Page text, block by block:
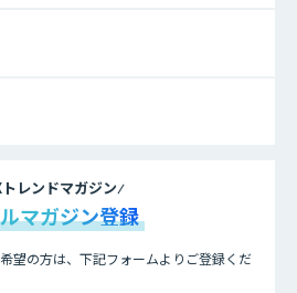
トレンドマガジン
マガジン登録
望の方は、下記フォームよりご登録くだ